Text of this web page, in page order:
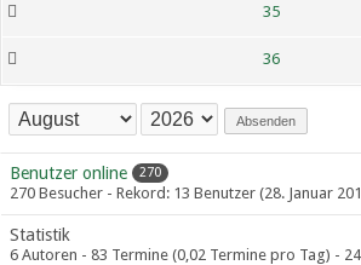
35
36
Absenden
Benutzer online 270
270 Besucher - Rekord: 13 Benutzer (28. Januar
Statistik
6 Autoren - 83 Termine (0,02 Termine pro Tag) -